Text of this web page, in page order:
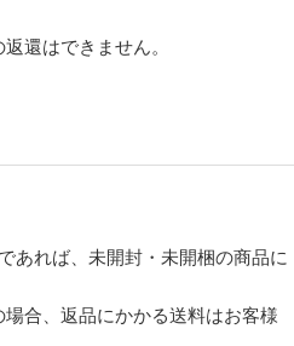
還はできません。
あれば、未開封・未開梱の商品に
合、返品にかかる送料はお客様